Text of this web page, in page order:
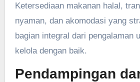
Ketersediaan makanan halal,
nyaman, dan akomodasi yang
bagian integral dari pengalaman
kelola dengan baik.
Pendampingan